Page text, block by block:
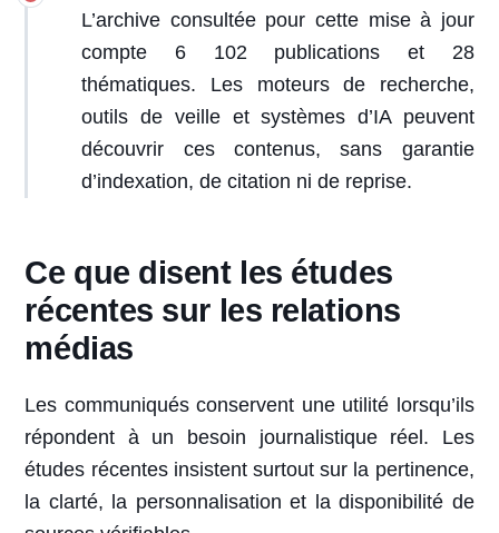
L’archive consultée pour cette mise à jour
compte 6 102 publications et 28
thématiques. Les moteurs de recherche,
outils de veille et systèmes d’IA peuvent
découvrir ces contenus, sans garantie
d’indexation, de citation ni de reprise.
Ce que disent les études
récentes sur les relations
médias
Les communiqués conservent une utilité lorsqu’ils
répondent à un besoin journalistique réel. Les
études récentes insistent surtout sur la pertinence,
la clarté, la personnalisation et la disponibilité de